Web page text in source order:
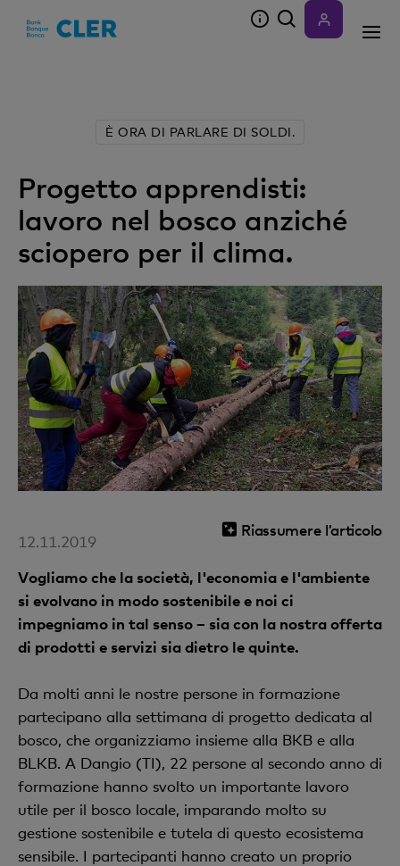
È ORA DI PARLARE DI SOLDI.
Progetto apprendisti:
lavoro nel bosco anziché
sciopero per il clima.
Riassumere l’articolo
12.11.2019
Vogliamo che la società, l'economia e l'ambiente
si evolvano in modo sostenibile e noi ci
impegniamo in tal senso – sia con la nostra offerta
di prodotti e servizi sia dietro le quinte.
Da molti anni le nostre persone in formazione
partecipano alla settimana di progetto dedicata al
bosco, che organizziamo insieme alla BKB e alla
BLKB. A Dangio (TI), 22 persone al secondo anno di
formazione hanno svolto un importante lavoro
utile per il bosco locale, imparando molto su
gestione sostenibile e tutela di questo ecosistema
sensibile. I partecipanti hanno creato un proprio